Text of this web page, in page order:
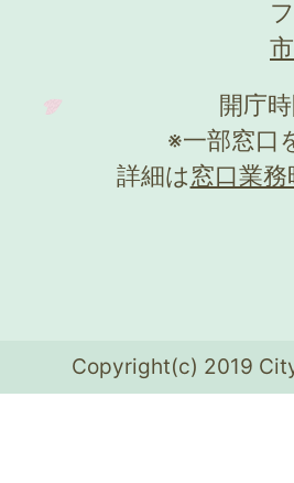
開庁
※一部窓口
詳細は窓口業
Copyright(c) 2019